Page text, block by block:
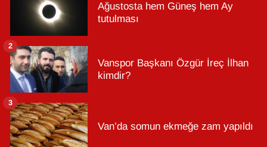
Ağustosta hem Güneş hem Ay
tutulması
Vanspor Başkanı Özgür İreç İlhan
kimdir?
2
Van’da somun ekmeğe zam yapıldı
3